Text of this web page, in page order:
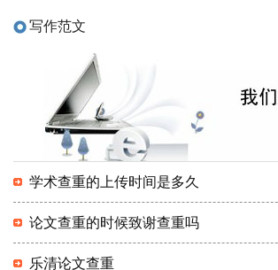
写作范文
学术查重的上传时间是多久
论文查重的时候致谢查重吗
乐清论文查重